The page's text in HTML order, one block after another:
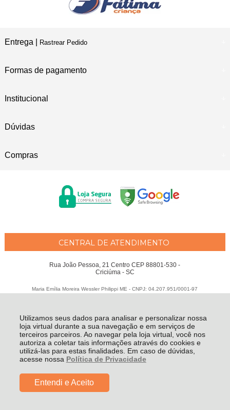
Utilizamos seus dados para analisar e personalizar nossa
loja virtual durante a sua navegação e em serviços de
terceiros parceiros. Ao navegar pela loja virtual, você nos
autoriza a coletar tais informações através do cookies e
utilizá-las para estas finalidades. Em caso de dúvidas,
acesse nossa Política de Privacidade
Entendi e Aceito
Entrega | Rastrear Pedido
Formas de pagamento
Institucional
Dúvidas
Compras
CENTRAL DE ATENDIMENTO
Rua João Pessoa, 21 Centro CEP 88801-530 -
Criciúma - SC
Maria Emília Moreira Wessler Philippi ME - CNPJ: 04.207.951/0001-97